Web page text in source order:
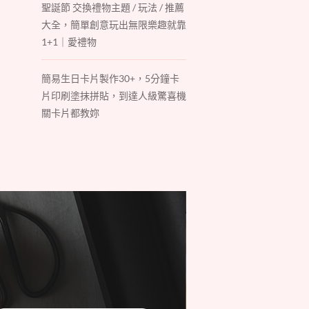
聖誕節 交換禮物主題 / 玩法 / 推薦
大全，簡單創意玩出無限樂趣就靠
1+1｜愛禮物
簡易生日卡片製作30+，5分鐘卡
片印刷塗抹拼貼，到達人級驚喜機
關卡片都教妳